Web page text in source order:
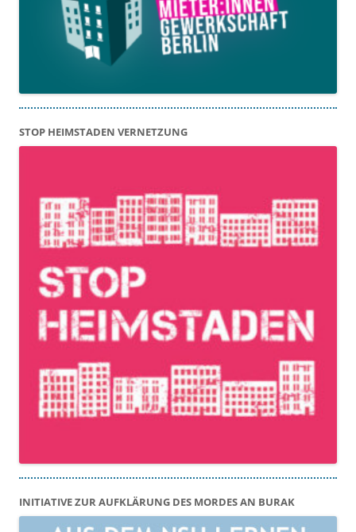
STOP HEIMSTADEN VERNETZUNG
INITIATIVE ZUR AUFKLÄRUNG DES MORDES AN BURAK